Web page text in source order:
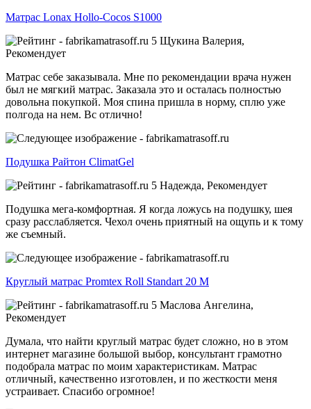
Матрас Lonax Hollo-Cocos S1000
5 Щукина Валерия,
Рекомендует
Матрас себе заказывала. Мне по рекомендации врача нужен
был не мягкий матрас. Заказала это и осталась полностью
довольна покупкой. Моя спина пришла в норму, сплю уже
полгода на нем. Вс отлично!
Подушка Райтон ClimatGel
5 Надежда, Рекомендует
Подушка мега-комфортная. Я когда ложусь на подушку, шея
сразу расслабляется. Чехол очень приятный на ощупь и к тому
же съемный.
Круглый матрас Promtex Roll Standart 20 M
5 Маслова Ангелина,
Рекомендует
Думала, что найти круглый матрас будет сложно, но в этом
интернет магазине большой выбор, консультант грамотно
подобрала матрас по моим характеристикам. Матрас
отличный, качественно изготовлен, и по жесткости меня
устраивает. Спасибо огромное!